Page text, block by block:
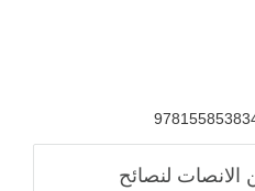
الانصات لنصائح